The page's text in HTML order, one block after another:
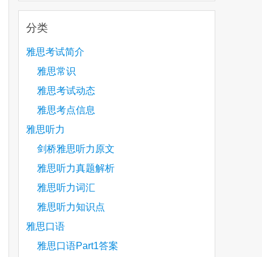
分类
雅思考试简介
雅思常识
雅思考试动态
雅思考点信息
雅思听力
剑桥雅思听力原文
雅思听力真题解析
雅思听力词汇
雅思听力知识点
雅思口语
雅思口语Part1答案